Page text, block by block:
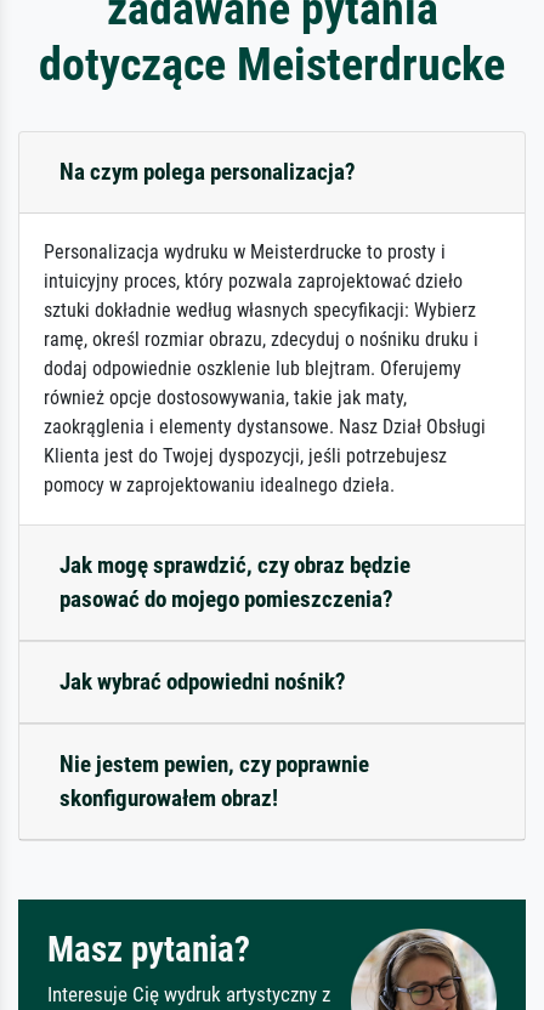
dotyczące Meisterdrucke
Na czym polega personalizacja?
Personalizacja wydruku w Meisterdrucke to prosty i
intuicyjny proces, który pozwala zaprojektować dzieło
sztuki dokładnie według własnych specyfikacji: Wybierz
ramę, określ rozmiar obrazu, zdecyduj o nośniku druku i
dodaj odpowiednie oszklenie lub blejtram. Oferujemy
również opcje dostosowywania, takie jak maty,
zaokrąglenia i elementy dystansowe. Nasz Dział Obsługi
Klienta jest do Twojej dyspozycji, jeśli potrzebujesz
pomocy w zaprojektowaniu idealnego dzieła.
Jak mogę sprawdzić, czy obraz będzie
pasować do mojego pomieszczenia?
Jak wybrać odpowiedni nośnik?
Nie jestem pewien, czy poprawnie
skonfigurowałem obraz!
Masz pytania?
Interesuje Cię wydruk artystyczny z